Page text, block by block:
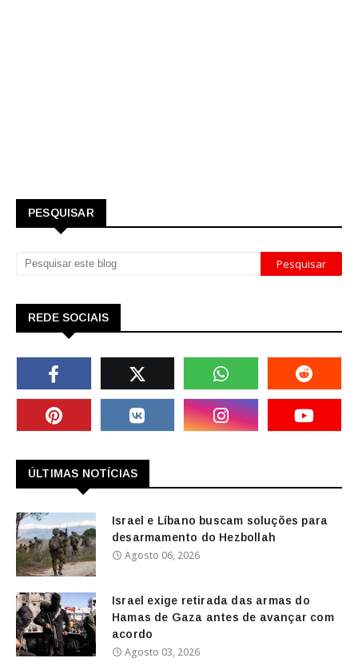
PESQUISAR
REDE SOCIAIS
ÚLTIMAS NOTÍCIAS
Israel e Líbano buscam soluções para
desarmamento do Hezbollah
Agosto 06, 2026
Israel exige retirada das armas do
Hamas de Gaza antes de avançar com
acordo
Agosto 03, 2026